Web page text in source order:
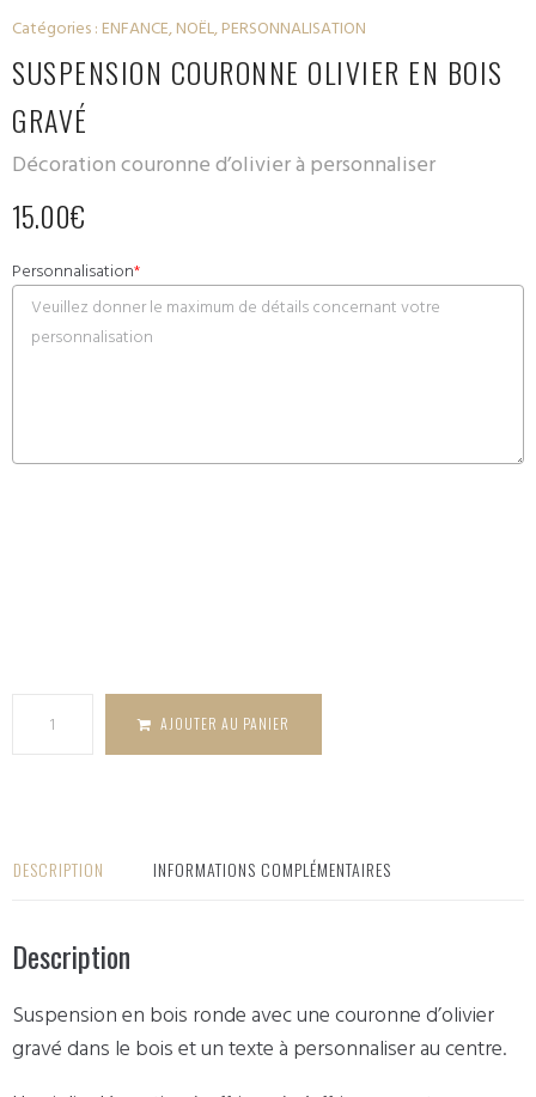
Catégories : ENFANCE,NOËL,PERSONNALISATION
SUSPENSION COURONNE OLIVIER EN BOIS
GRAVÉ
Décoration couronne d’olivier à personnaliser
15.00€
Personnalisation*
AJOUTER AU PANIER
DESCRIPTION INFORMATIONS COMPLÉMENTAIRES
Description
Suspension en bois ronde avec une couronne d’olivier
gravé dans le bois et un texte à personnaliser au centre.